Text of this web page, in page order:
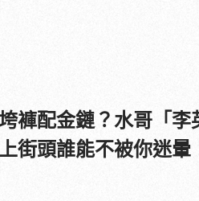
褲配金鏈？水哥「李
街頭誰能不被你迷暈